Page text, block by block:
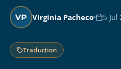
VP Virginia Pacheco 5 Jul
Traduction